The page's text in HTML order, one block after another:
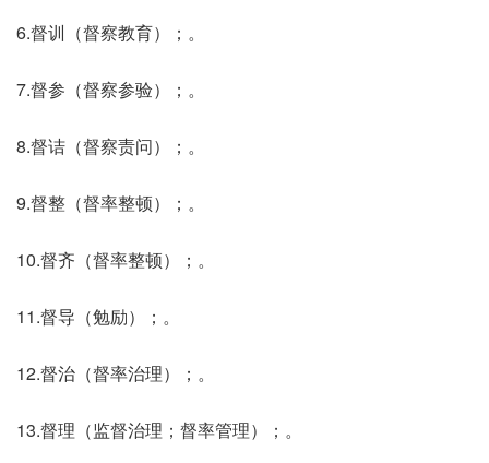
6.督训（督察教育）；。
7.督参（督察参验）；。
8.督诘（督察责问）；。
9.督整（督率整顿）；。
10.督齐（督率整顿）；。
11.督导（勉励）；。
12.督治（督率治理）；。
13.督理（监督治理；督率管理）；。